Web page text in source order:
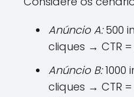
Anúncio A:500
cliques → CTR =
Anúncio B:1000
cliques → CTR =